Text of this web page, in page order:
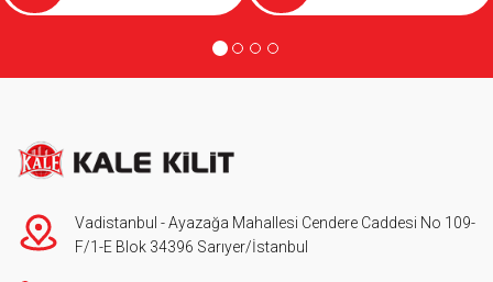
Vadistanbul - Ayazağa Mahallesi Cendere Caddesi No 109-
F/1-E Blok 34396 Sarıyer/İstanbul